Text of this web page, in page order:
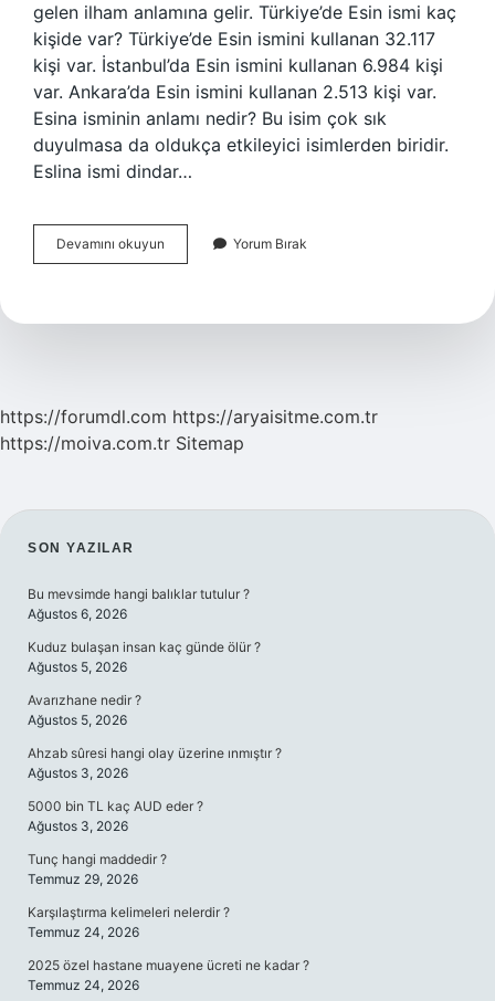
gelen ilham anlamına gelir. Türkiye’de Esin ismi kaç
kişide var? Türkiye’de Esin ismini kullanan 32.117
kişi var. İstanbul’da Esin ismini kullanan 6.984 kişi
var. Ankara’da Esin ismini kullanan 2.513 kişi var.
Esina isminin anlamı nedir? Bu isim çok sık
duyulmasa da oldukça etkileyici isimlerden biridir.
Eslina ismi dindar…
Devamını okuyun
Adı
Yorum Bırak
https://forumdl.com https://aryaisitme.com.tr
https://moiva.com.tr Sitemap
SIDEBAR
SON YAZILAR
Bu mevsimde hangi balıklar tutulur ?
Ağustos 6, 2026
Kuduz bulaşan insan kaç günde ölür ?
Ağustos 5, 2026
Avarızhane nedir ?
Ağustos 5, 2026
Ahzab sûresi hangi olay üzerine ınmıştır ?
Ağustos 3, 2026
5000 bin TL kaç AUD eder ?
Ağustos 3, 2026
Tunç hangi maddedir ?
Temmuz 29, 2026
Karşılaştırma kelimeleri nelerdir ?
Temmuz 24, 2026
2025 özel hastane muayene ücreti ne kadar ?
Temmuz 24, 2026